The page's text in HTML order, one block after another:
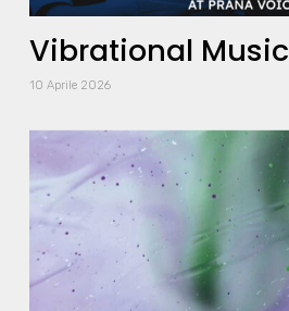
Vibrational Music
10 Aprile 2026